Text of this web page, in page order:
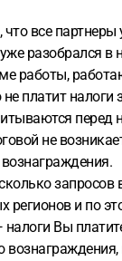
все партнеры
разобрался
работы,
платит налоги
перед
не
регионов и по
Вы